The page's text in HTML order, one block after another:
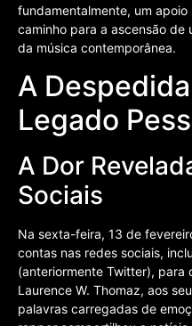
fundamentalmente, um
caminho para a ascensão de
da música contemporânea.
A
Legado
A Dor
Sociais
Na sexta-feira, 13 de
contas nas redes sociais,
(anteriormente Twitter), para
Laurence W. Thomaz, aos
palavras carregadas de